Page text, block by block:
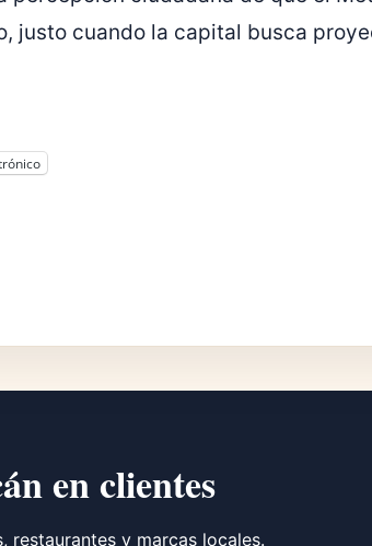
justo cuando la capital busca
en clientes
restaurantes y marcas locales.